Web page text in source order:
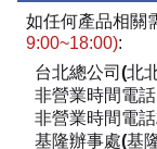
如任何產品相關
9:00~18:00):
台北總公司(北
非營業時間電
非營業時間電
基隆辦事處(基